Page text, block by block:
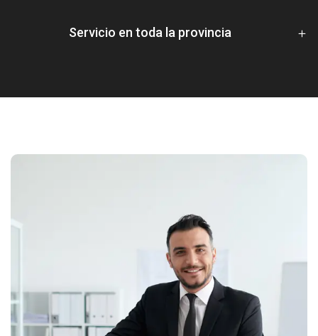
Servicio en toda la provincia